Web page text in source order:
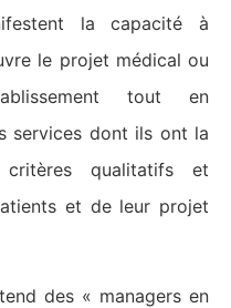
la capacité à
le projet médical ou
tout en
services dont ils ont la
qualitatifs et
et de leur projet
des « managers en